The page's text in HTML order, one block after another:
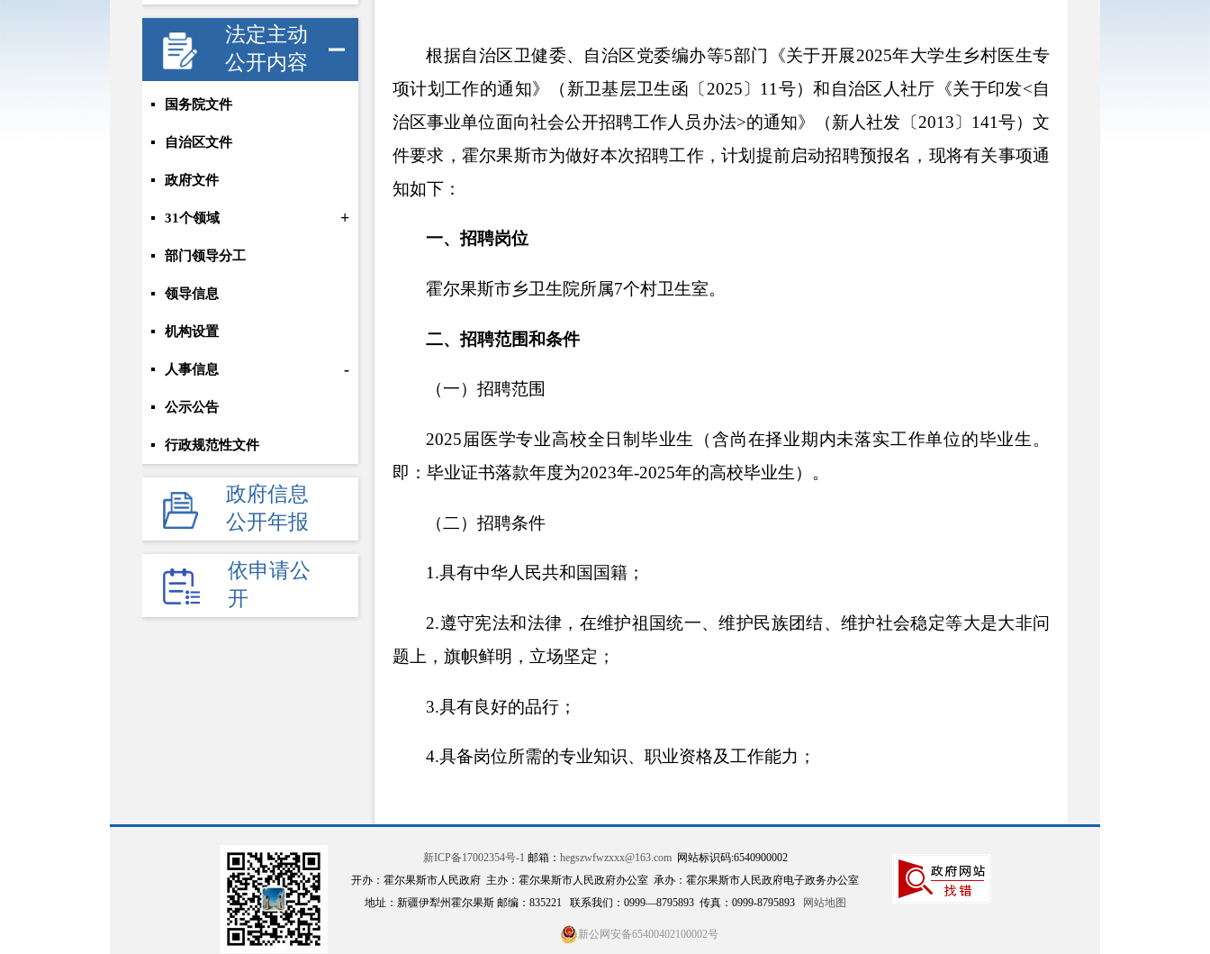
法定主动
公开内容
国务院文件
自治区文件
政府文件
31个领域 +
部门领导分工
领导信息
机构设置
人事信息 -
公示公告
行政规范性文件
+
应急管理
权责清单
财政预决算
重点领域
行政事业性收费
政府信息
公开年报
依申请公
开
根据自治区卫健委、自治区党委编办等5部门《关于开展2025年大学生乡村医生专
项计划工作的通知》（新卫基层卫生函〔2025〕11号）和自治区人社厅《关于印发<自
治区事业单位面向社会公开招聘工作人员办法>的通知》（新人社发〔2013〕141号）文
件要求，霍尔果斯市为做好本次招聘工作，计划提前启动招聘预报名，现将有关事项通
知如下：
一、招聘岗位
霍尔果斯市乡卫生院所属7个村卫生室。
二、招聘范围和条件
（一）招聘范围
2025届医学专业高校全日制毕业生（含尚在择业期内未落实工作单位的毕业生。
即：毕业证书落款年度为2023年-2025年的高校毕业生）。
（二）招聘条件
1.具有中华人民共和国国籍；
2.遵守宪法和法律，在维护祖国统一、维护民族团结、维护社会稳定等大是大非问
题上，旗帜鲜明，立场坚定；
3.具有良好的品行；
4.具备岗位所需的专业知识、职业资格及工作能力；
6.具有招聘岗位要求的文化程度；
7.符合报考岗位的其他全部条件；
新ICP备17002354号-1 邮箱： hegszwfwzxxx@163.com网站标识码:6540900002
开办：霍尔果斯市人民政府 主办：霍尔果斯市人民政府办公室 承办：霍尔果斯市人民政府电子政务办公室
地址：新疆伊犁州霍尔果斯 邮编：835221 联系我们：0999—8795893 传真：0999-8795893
网站地图
新公网安备65400402100002号